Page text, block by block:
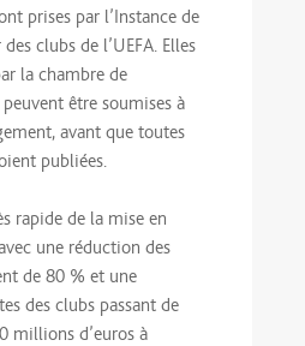
prises par l’Instance de
clubs de l’UEFA. Elles
la chambre de
être soumises à
avant que toutes
publiées.
rapide de la mise en
une réduction des
de 80 % et une
des clubs passant de
millions d’euros à